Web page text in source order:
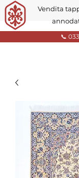
Vendita
📞